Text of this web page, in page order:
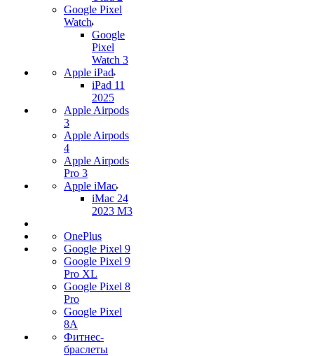
Google Pixel
Watch
Google
Pixel
Watch 3
Apple iPad
iPad 11
2025
Apple Airpods
3
Apple Airpods
4
Apple Airpods
Pro 3
Apple iMac
iMac 24
2023 M3
OnePlus
Google Pixel 9
Google Pixel 9
Pro XL
Google Pixel 8
Pro
Google Pixel
8A
Фитнес-
браслеты